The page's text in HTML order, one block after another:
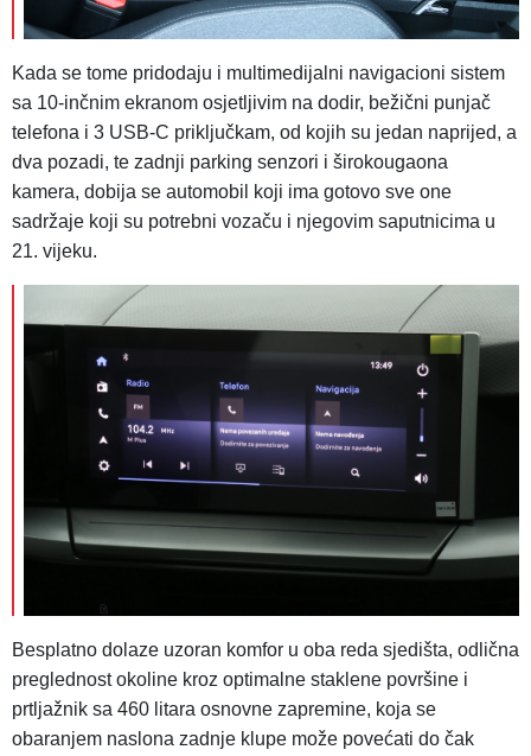
Kada se tome pridodaju i multimedijalni navigacioni sistem
sa 10-inčnim ekranom osjetljivim na dodir, bežični punjač
telefona i 3 USB-C priključkam, od kojih su jedan naprijed, a
dva pozadi, te zadnji parking senzori i širokougaona
kamera, dobija se automobil koji ima gotovo sve one
sadržaje koji su potrebni vozaču i njegovim saputnicima u
21. vijeku.
Besplatno dolaze uzoran komfor u oba reda sjedišta, odlična
preglednost okoline kroz optimalne staklene površine i
prtljažnik sa 460 litara osnovne zapremine, koja se
obaranjem naslona zadnje klupe može povećati do čak